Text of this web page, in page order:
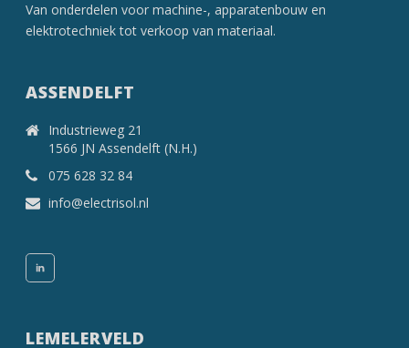
Van onderdelen voor machine-, apparatenbouw en
elektrotechniek tot verkoop van materiaal.
ASSENDELFT
Industrieweg 21
1566 JN Assendelft (N.H.)
075 628 32 84
info@electrisol.nl
LEMELERVELD